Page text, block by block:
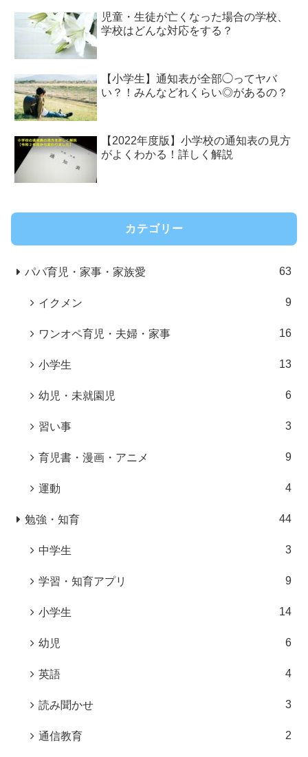
児童・生徒が亡くなった場合の学校、
学校はどんな対応をする？
【小学生】通知表が全部◯ってヤバ
い？！みんなどれくらい◎があるの？
【2022年度版】小学校の通知表の見方
がよくわかる！詳しく解説
カテゴリー
パパ育児・家事・家族愛 63
イクメン 9
ワンオペ育児・夫婦・家事 16
小学生 13
幼児・未就園児 6
習い事 3
育児書・漫画・アニメ 9
運動 4
勉強・知育 44
中学生 3
学習・知育アプリ 9
小学生 14
幼児 6
英語 4
読み聞かせ 3
通信教育 2